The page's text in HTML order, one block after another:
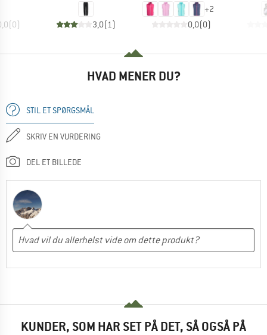
(0) 3,0(1)
+2
0,0(0)
HVAD MENER DU?
STIL ET SPØRGSMÅL
SKRIV EN VURDERING
DEL ET BILLEDE
KUNDER, SOM HAR SET PÅ DET, SÅ OGSÅ PÅ